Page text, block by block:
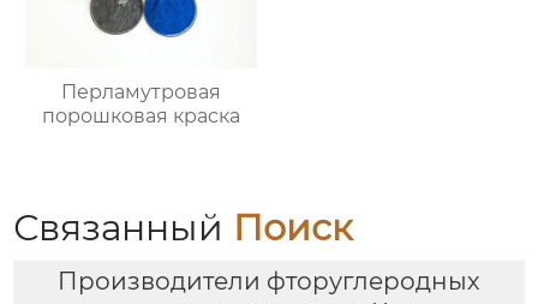
Перламутровая
порошковая краска
Связанный Поиск
Производители фторуглеродных